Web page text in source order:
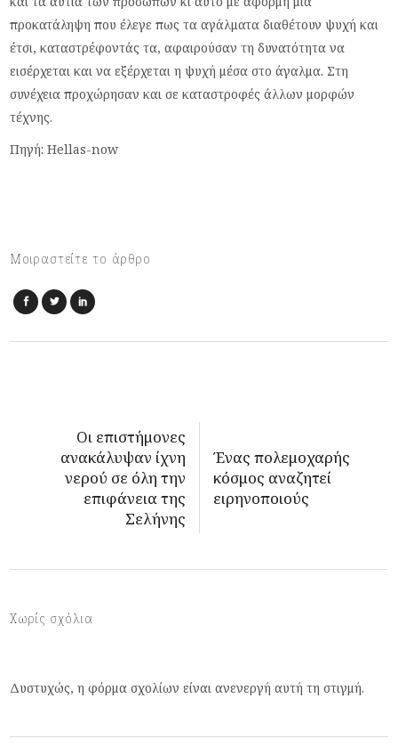
προκατάληψη που έλεγε πως τα αγάλματα διαθέτουν ψυχή και
έτσι, καταστρέφοντάς τα, αφαιρούσαν τη δυνατότητα να
εισέρχεται και να εξέρχεται η ψυχή μέσα στο άγαλμα. Στη
συνέχεια προχώρησαν και σε καταστροφές άλλων μορφών
τέχνης.
Πηγή: Hellas-now
Μοιραστείτε το άρθρο
Οι επιστήμονες
ανακάλυψαν ίχνη
νερού σε όλη την
επιφάνεια της
Σελήνης
Ένας πολεμοχαρής
κόσμος αναζητεί
ειρηνοποιούς
Χωρίς σχόλια
Δυστυχώς, η φόρμα σχολίων είναι ανενεργή αυτή τη στιγμή.